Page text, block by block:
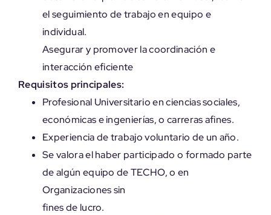
el seguimiento de trabajo en equipo e
individual.
Asegurar y promover la coordinación e
interacción eficiente
Requisitos principales:
Profesional Universitario en ciencias sociales,
económicas e ingenierías, o carreras afines.
Experiencia de trabajo voluntario de un año.
Se valora el haber participado o formado parte
de algún equipo de TECHO, o en
Organizaciones sin
fines de lucro.